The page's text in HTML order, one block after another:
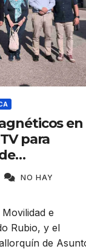
en
para
NO HAY
e
Rubio, y el
de